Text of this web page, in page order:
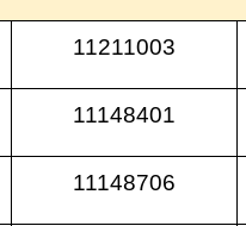
11211003
11148401
11148706